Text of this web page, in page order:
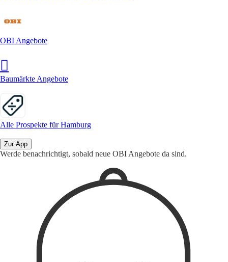
OBI Angebote
Baumärkte Angebote
Alle Prospekte für Hamburg
Zur App
Werde benachrichtigt, sobald neue OBI Angebote da sind.